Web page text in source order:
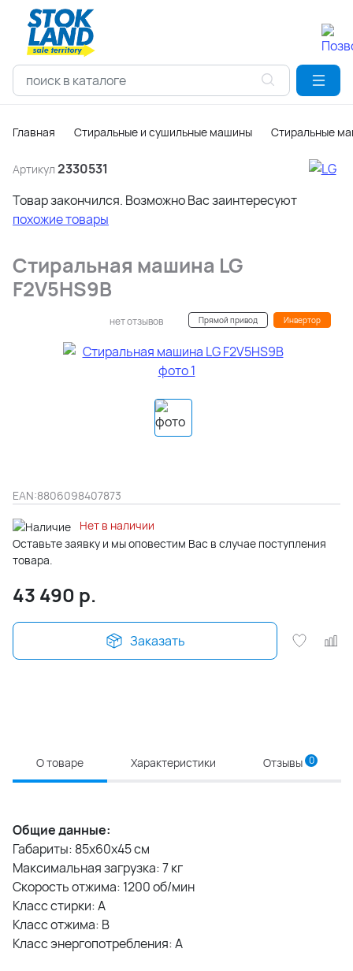
Главная Стиральные и сушильные машины Стиральные
Артикул 2330531
Товар закончился. Возможно Вас заинтересуют
похожие товары
Стиральная машина LG
F2V5HS9B
нет отзывов Прямой привод Инвертор
EAN:8806098407873
Нет в наличии
Оставьте заявку и мы оповестим Вас в случае поступления
товара.
43 490 р.
Заказать
О товаре Характеристики Отзывы 0
Общие данные:
Габариты: 85х60х45 см
Максимальная загрузка: 7 кг
Скорость отжима: 1200 об/мин
Класс стирки: A
Класс отжима: B
Класс энергопотребления: А